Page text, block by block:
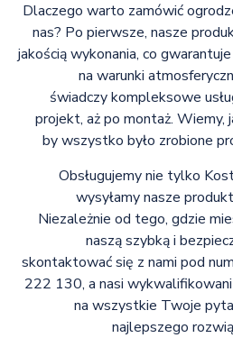
Dlaczego warto zamówić
nas? Po pierwsze, nasze
jakością wykonania, co
na warunki
świadczy kompleksowe
projekt, aż po montaż. Wiemy,
by wszystko było zrobione
Obsługujemy nie tylko
wysyłamy nasze
Niezależnie od tego, gdzie
naszą szybką i
skontaktować się z nami pod
222 130, a nasi
na wszystkie Twoje
najlepszego